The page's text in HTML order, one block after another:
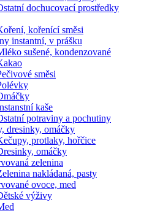
dochucovací prostředky
kořenící směsi
instantní, v prášku
sušené, kondenzované
směsi
kaše
potraviny a pochutiny
dresinky, omáčky
protlaky, hořčice
omáčky
zelenina
nakládaná, pasty
ovoce, med
výživy